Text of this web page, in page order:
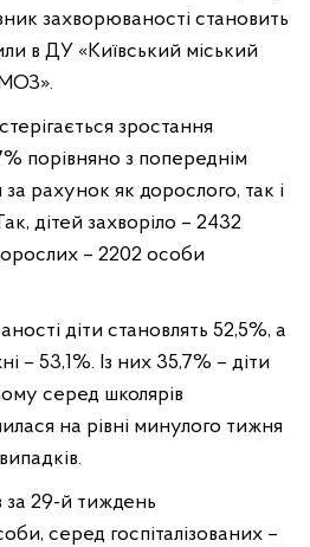
захворюваності становить
в ДУ «Київський міський
зростання
порівняно з попереднім
рахунок як дорослого, так і
дітей захворіло – 2432
– 2202 особи
діти становлять 52,5%, а
– 53,1%. Із них 35,7% – діти
серед школярів
на рівні минулого тижня
за 29-й тиждень
серед госпіталізованих –